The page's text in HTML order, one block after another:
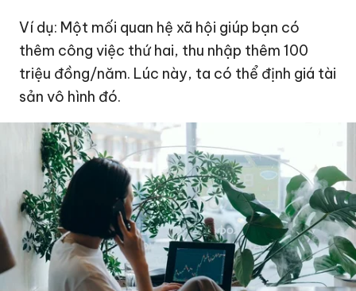
Ví dụ: Một mối quan hệ xã hội giúp bạn có
thêm công việc thứ hai, thu nhập thêm 100
triệu đồng/năm. Lúc này, ta có thể định giá tài
sản vô hình đó.